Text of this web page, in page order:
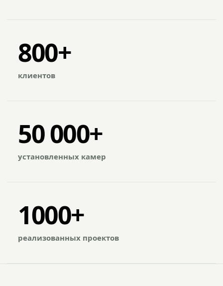
800+
клиентов
50 000+
установленных камер
1000+
реализованных проектов